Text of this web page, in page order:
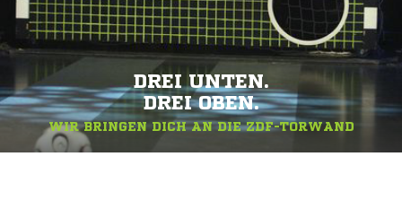
DREI UNTEN.
DREI OBEN.
WIR BRINGEN DICH AN DIE ZDF-TORWAND